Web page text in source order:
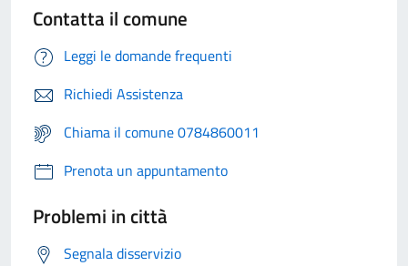
Contatta il comune
Leggi le domande frequenti
Richiedi Assistenza
Chiama il comune 0784860011
Prenota un appuntamento
Problemi in città
Segnala disservizio